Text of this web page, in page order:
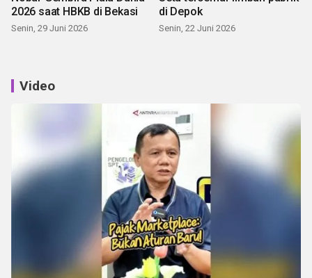
2026 saat HBKB di Bekasi
Senin, 29 Juni 2026
di Depok
Senin, 22 Juni 2026
Video